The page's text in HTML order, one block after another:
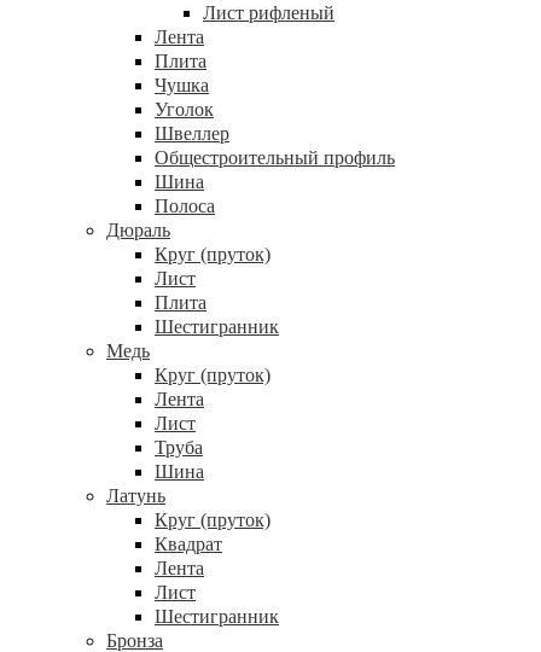
Лист рифленый
Лента
Плита
Чушка
Уголок
Швеллер
Общестроительный профиль
Шина
Полоса
Дюраль
Круг (пруток)
Лист
Плита
Шестигранник
Медь
Круг (пруток)
Лента
Лист
Труба
Шина
Латунь
Круг (пруток)
Квадрат
Лента
Лист
Шестигранник
Бронза